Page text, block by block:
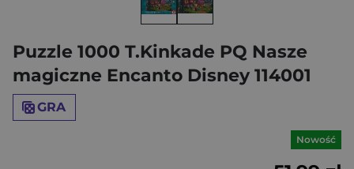
Puzzle 1000 T.Kinkade PQ Nasze
magiczne Encanto Disney 114001
GRA
Nowość